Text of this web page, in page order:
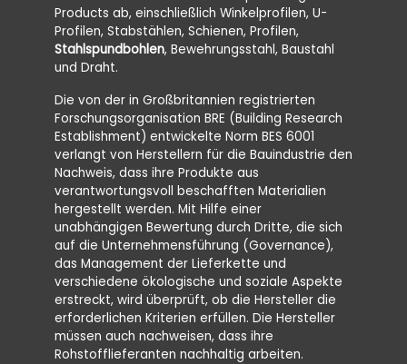
Products ab, einschließlich Winkelprofilen, U-
Profilen, Stabstählen, Schienen, Profilen,
Stahlspundbohlen, Bewehrungsstahl, Baustahl
und Draht.
Die von der in Großbritannien registrierten
Forschungsorganisation BRE (Building Research
Establishment) entwickelte Norm BES 6001
verlangt von Herstellern für die Bauindustrie den
Nachweis, dass ihre Produkte aus
verantwortungsvoll beschafften Materialien
hergestellt werden. Mit Hilfe einer
unabhängigen Bewertung durch Dritte, die sich
auf die Unternehmensführung (Governance),
das Management der Lieferkette und
verschiedene ökologische und soziale Aspekte
erstreckt, wird überprüft, ob die Hersteller die
erforderlichen Kriterien erfüllen. Die Hersteller
müssen auch nachweisen, dass ihre
Rohstofflieferanten nachhaltig arbeiten.